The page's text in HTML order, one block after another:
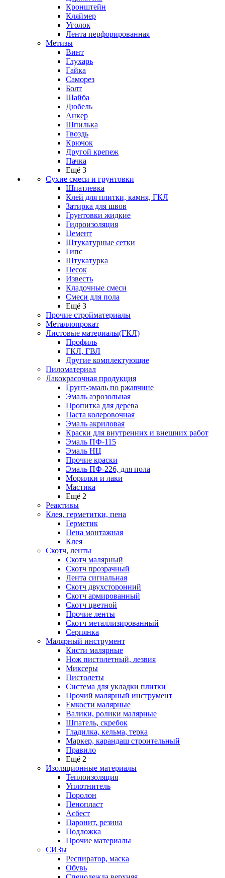
Кронштейн
Кляймер
Уголок
Лента перфорированная
Метизы
Винт
Глухарь
Гайка
Саморез
Болт
Шайба
Дюбель
Анкер
Шпилька
Гвоздь
Крючок
Другой крепеж
Пачка
Ещё 3
Сухие смеси и грунтовки
Шпатлевка
Клей для плитки, камня, ГКЛ
Затирка для швов
Грунтовки жидкие
Гидроизоляция
Цемент
Штукатурные сетки
Гипс
Штукатурка
Песок
Известь
Кладочные смеси
Смеси для пола
Ещё 3
Прочие стройматериалы
Металлопрокат
Листовые материалы(ГКЛ)
Профиль
ГКЛ, ГВЛ
Другие комплектующие
Пиломатериал
Лакокрасочная продукция
Грунт-эмаль по ржавчине
Эмаль аэрозольная
Пропитка для дерева
Паста колеровочная
Эмаль акриловая
Краски для внутренних и внешних работ
Эмаль ПФ-115
Эмаль НЦ
Прочие краски
Эмаль ПФ-226, для пола
Морилки и лаки
Мастика
Ещё 2
Реактивы
Клея, герметитки, пена
Герметик
Пена монтажная
Клея
Скотч, ленты
Скотч малярный
Скотч прозрачный
Лента сигнальная
Скотч двухсторонний
Скотч армированный
Скотч цветной
Прочие ленты
Скотч металлизированный
Серпянка
Малярный инструмент
Кисти малярные
Нож пистолетный, лезвия
Миксеры
Пистолеты
Система для укладки плитки
Прочий малярный инструмент
Емкости малярные
Валики, ролики малярные
Шпатель, скребок
Гладилка, кельма, терка
Маркер, карандаш строительный
Правило
Ещё 2
Изоляционные материалы
Теплоизоляция
Уплотнитель
Поролон
Пенопласт
Асбест
Паронит, резина
Подложка
Прочие материалы
СИЗы
Респиратор, маска
Обувь